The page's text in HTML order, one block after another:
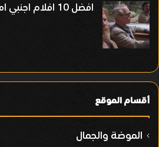
افضل 10 افلام اجنبي امريكي
أقسام الموقع
الموضة والجمال